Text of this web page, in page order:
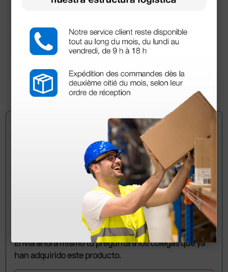
con alarmas y Bluetooth
94,20 €
(Precio sin IVA)
Pregúntale a un colega
¿Todavía tienes alguna duda? ¿Necesitas más
Envía ahora mismo tu pregunta a los colegas que ya
han adquirido este producto.